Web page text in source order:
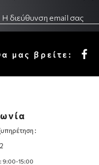
μας βρείτε:
:
9:00-15:00